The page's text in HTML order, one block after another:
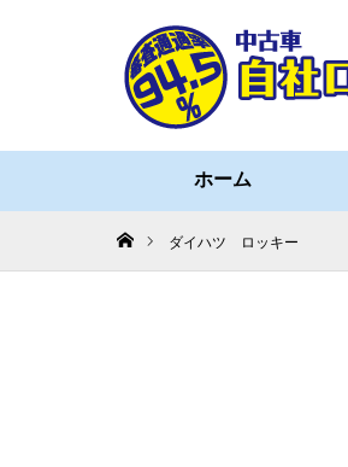
ホーム
ダイハツ ロッキー